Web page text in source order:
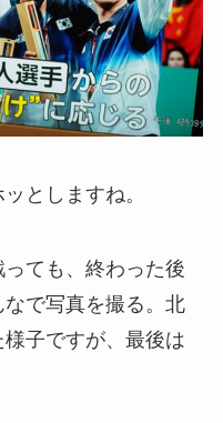
としますね。
ても、終わった後
で写真を撮る。北
子ですが、最後は